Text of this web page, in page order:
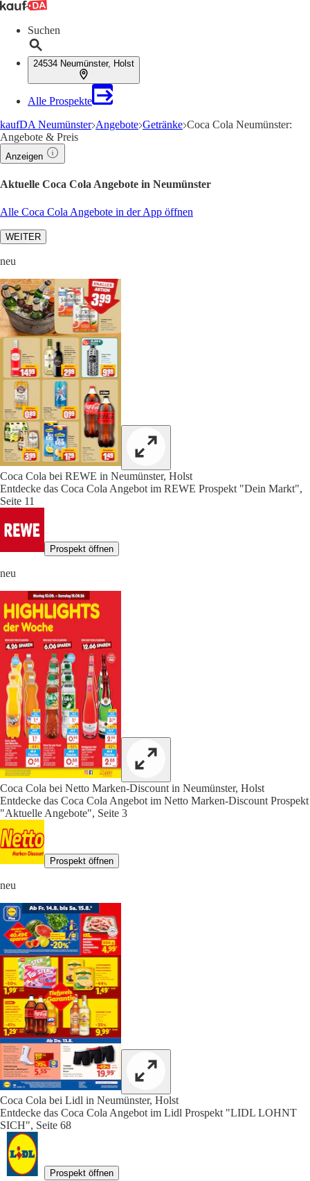
Suchen
24534 Neumünster, Holst
Alle Prospekte
kaufDA Neumünster Angebote Getränke Coca Cola Neumünster:
Angebote & Preis
Anzeigen
Aktuelle Coca Cola Angebote in Neumünster
Alle Coca Cola Angebote in der App öffnen
WEITER
neu
Coca Cola bei REWE in Neumünster, Holst
Entdecke das Coca Cola Angebot im REWE Prospekt "Dein Markt",
Seite 11
Prospekt öffnen
neu
Coca Cola bei Netto Marken-Discount in Neumünster, Holst
Entdecke das Coca Cola Angebot im Netto Marken-Discount Prospekt
"Aktuelle Angebote", Seite 3
Prospekt öffnen
neu
Coca Cola bei Lidl in Neumünster, Holst
Entdecke das Coca Cola Angebot im Lidl Prospekt "LIDL LOHNT
SICH", Seite 68
Prospekt öffnen